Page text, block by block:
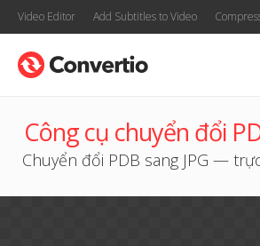
Video Editor Add Subtitles to Video
Công cụ chuyển đổi
Chuyển đổi PDB sang JPG —